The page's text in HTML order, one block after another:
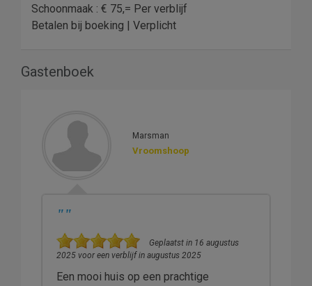
Schoonmaak : € 75,= Per verblijf
Betalen bij boeking | Verplicht
Gastenboek
Marsman
Vroomshoop
""
Geplaatst in 16 augustus
2025 voor een verblijf in augustus 2025
Een mooi huis op een prachtige